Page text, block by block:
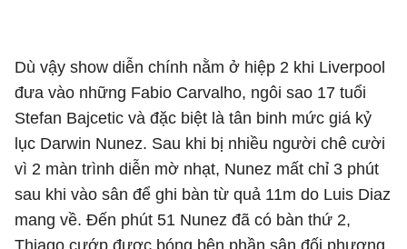
Dù vậy show diễn chính nằm ở hiệp 2 khi Liverpool
đưa vào những Fabio Carvalho, ngôi sao 17 tuổi
Stefan Bajcetic và đặc biệt là tân binh mức giá kỷ
lục Darwin Nunez. Sau khi bị nhiều người chê cười
vì 2 màn trình diễn mờ nhạt, Nunez mất chỉ 3 phút
sau khi vào sân để ghi bàn từ quả 11m do Luis Diaz
mang về. Đến phút 51 Nunez đã có bàn thứ 2,
Thiago cướp được bóng bên phần sân đối phương